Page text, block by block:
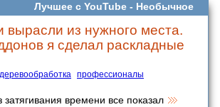
Лучшее с YouTube - Необычное
вырасли из нужного места.
я сделал раскладные
деревообработка профессионалы
времени все показал